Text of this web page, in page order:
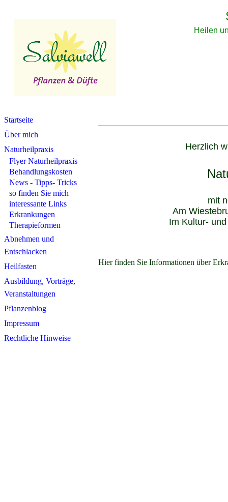
Heilen
Startseite
Über mich
Naturheilpraxis
Flyer Naturheilpraxis
Behandlungskosten
News - Tipps- Tricks
so finden Sie mich
interessante Links
Erkrankungen
Therapieformen
Abnehmen und
Entschlacken
Heilfasten
Ausbildung, Vorträge,
Veranstaltungen
Pflanzenblog
Impressum
Rechtliche Hinweise
Herzlich
mit
Am
Im Kultur-
Hier finden Sie Informationen über